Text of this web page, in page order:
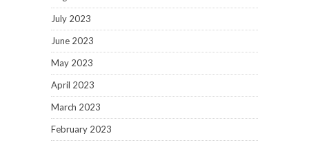
July 2023
June 2023
May 2023
April 2023
March 2023
February 2023